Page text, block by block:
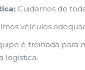
Cuidamos de
veículos
é treinada para
logística.